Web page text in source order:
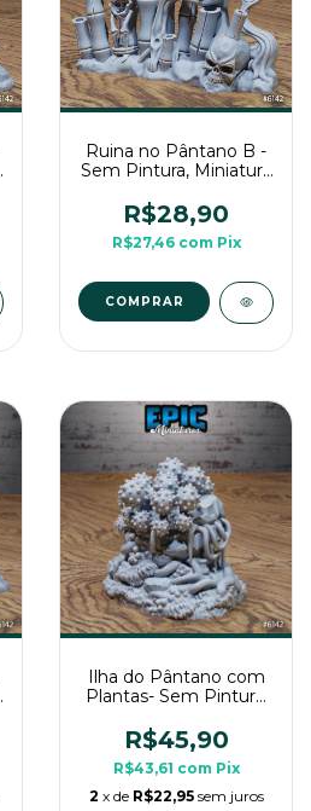
Ruina no Pântano B -
Sem Pintura, Miniatura
de Mesa
R$28,90
R$27,46 com Pix
Ilha do Pântano com
Plantas- Sem Pintura,
Para RPG de Mesa
R$45,90
R$43,61 com Pix
2 x de R$22,95 sem juros